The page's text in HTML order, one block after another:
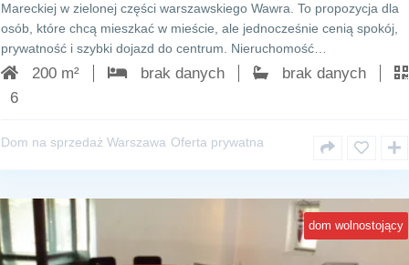
Mareckiej w zielonej części warszawskiego Wawra. To propozycja dla
osób, które chcą mieszkać w mieście, ale jednocześnie cenią spokój,
prywatność i szybki dojazd do centrum. Nieruchomość…
200 m² brak danych
brak danych
6
Dom na sprzedaż Warszawa Oferta prywatna
dom wolnostojący